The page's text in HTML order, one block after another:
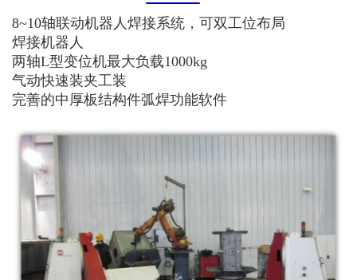
8~10轴联动机器人焊接系统，可双工位布局
焊接机器人
两轴L型变位机最大负载1000kg
气动快速装夹工装
完善的中厚板结构件弧焊功能软件